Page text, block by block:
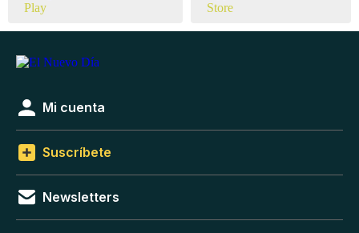
Mi cuenta
Suscríbete
Newsletters